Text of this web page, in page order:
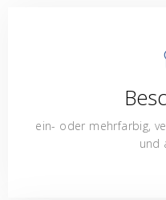
ein- oder mehrfarbig,
und